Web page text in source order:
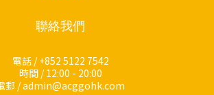
聯絡我們
電話 / +852 5122 7542
時間 / 12:00 - 20:00
郵 / admin@acggohk.com